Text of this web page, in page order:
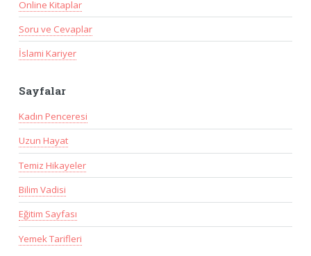
Online Kitaplar
Soru ve Cevaplar
İslami Kariyer
Sayfalar
Kadın Penceresi
Uzun Hayat
Temiz Hikayeler
Bilim Vadisi
Eğitim Sayfası
Yemek Tarifleri